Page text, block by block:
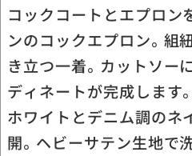
コックコートとエプロン
ンのコックエプロン。組
き立つ一着。カットソー
ディネートが完成します。
ホワイトとデニム調のネ
開。ヘビーサテン生地で